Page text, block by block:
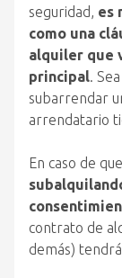
seguridad, es
como una
alquiler que
principal.
subarrendar
arrendatario
En caso de que
contrato de
demás)